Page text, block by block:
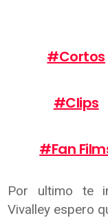
#Cortos
#Clips
#Fan
Por ultimo te
Vivalley espero